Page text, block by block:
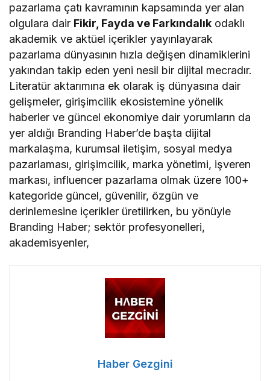
pazarlama çatı kavramının kapsamında yer alan
olgulara dair Fikir, Fayda ve Farkındalık odaklı
akademik ve aktüel içerikler yayınlayarak
pazarlama dünyasının hızla değişen dinamiklerini
yakından takip eden yeni nesil bir dijital mecradır.
Literatür aktarımına ek olarak iş dünyasına dair
gelişmeler, girişimcilik ekosistemine yönelik
haberler ve güncel ekonomiye dair yorumların da
yer aldığı Branding Haber’de başta dijital
markalaşma, kurumsal iletişim, sosyal medya
pazarlaması, girişimcilik, marka yönetimi, işveren
markası, influencer pazarlama olmak üzere 100+
kategoride güncel, güvenilir, özgün ve
derinlemesine içerikler üretilirken, bu yönüyle
Branding Haber; sektör profesyonelleri,
akademisyenler,
Haber Gezgini